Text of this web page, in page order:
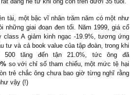
đủ “hòn tuyết lăn” như hiện nay… Ông
hoạt động với biên độ rộng đến mức
năm nào, với việc quản trị rủi ro chắc
hoạt động controls tựa như một
– rất đáng nể từ khi ông còn trên dưới 35
tài, một bậc vĩ nhân trăm năm có